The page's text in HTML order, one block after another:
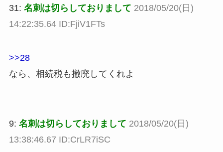
31: 名刺は切らしておりまして 2018/05/20(日)
14:22:35.64 ID:FjiV1FTs
>>28
なら、相続税も撤廃してくれよ
9: 名刺は切らしておりまして 2018/05/20(日)
13:38:46.67 ID:CrLR7iSC